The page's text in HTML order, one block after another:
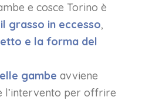
e cosce Torino è
grasso in eccesso,
e la forma del
gambe avviene
l’intervento per offrire